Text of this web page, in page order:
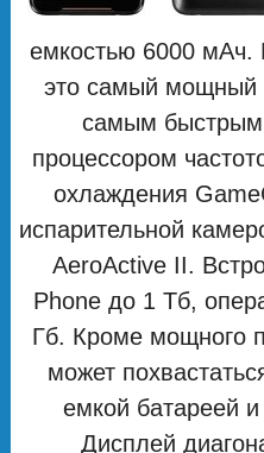
емкостью 6000 мАч.
это самый мощный
самым
процессором
охлаждения
испарительной
AeroActive II.
Phone до 1 Тб,
Гб. Кроме мощного
может
емкой батареей
Дисплей